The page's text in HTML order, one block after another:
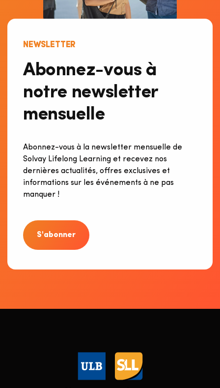
NEWSLETTER
Abonnez-vous à
notre newsletter
mensuelle
Abonnez-vous à la newsletter mensue lle de
Solvay Lifelong Learning et recevez nos
dernières actualités, offres exclusives et
informations sur les événements à ne pas
manquer !
S'abonner